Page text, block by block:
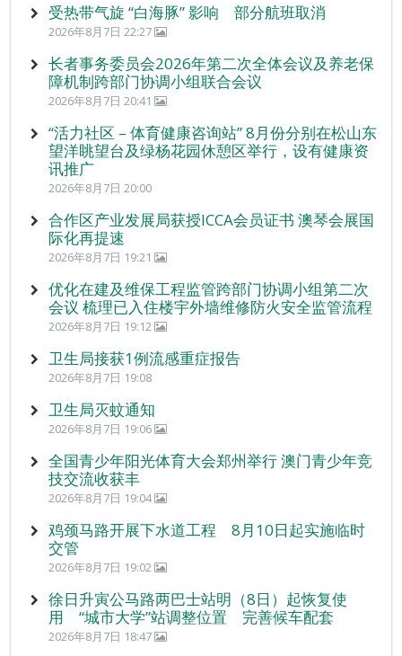
受热带气旋 “白海豚” 影响 部分航班取消
2026年8月7日 22:27
长者事务委员会2026年第二次全体会议及养老保
障机制跨部门协调小组联合会议
2026年8月7日 20:41
“活力社区 – 体育健康咨询站” 8月份分别在松山东
望洋眺望台及绿杨花园休憩区举行，设有健康资
讯推广
2026年8月7日 20:00
合作区产业发展局获授ICCA会员证书 澳琴会展国
际化再提速
2026年8月7日 19:21
优化在建及维保工程监管跨部门协调小组第二次
会议 梳理已入住楼宇外墙维修防火安全监管流程
2026年8月7日 19:12
卫生局接获1例流感重症报告
2026年8月7日 19:08
卫生局灭蚊通知
2026年8月7日 19:06
全国青少年阳光体育大会郑州举行 澳门青少年竞
技交流收获丰
2026年8月7日 19:04
鸡颈马路开展下水道工程 8月10日起实施临时
交管
2026年8月7日 19:02
徐日升寅公马路两巴士站明（8日）起恢复使
用 “城市大学”站调整位置 完善候车配套
2026年8月7日 18:47